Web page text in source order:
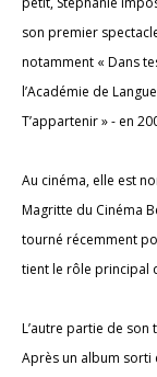
son premier
notamment « Dans
l’Académie de
T’appartenir » - en
Au cinéma, elle est
Magritte du Cinéma
tourné récemment
tient le rôle principal
L’autre partie de son
Après un album sorti